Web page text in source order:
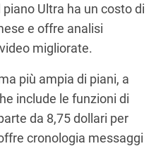
Ultra ha un costo di
e offre analisi
migliorate.
più ampia di piani, a
include le funzioni di
da 8,75 dollari per
cronologia messaggi